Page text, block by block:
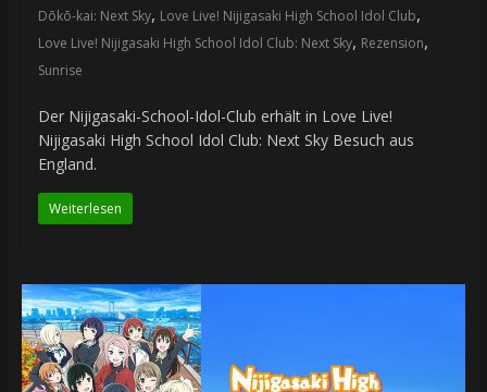
Dōkō-kai: Next Sky, Love Live! Nijigasaki High School Idol Club,
Love Live! Nijigasaki High School Idol Club: Next Sky, Rezension,
Sunrise
Der Nijigasaki-School-Idol-Club erhält in Love Live!
Nijigasaki High School Idol Club: Next Sky Besuch aus
England.
Weiterlesen